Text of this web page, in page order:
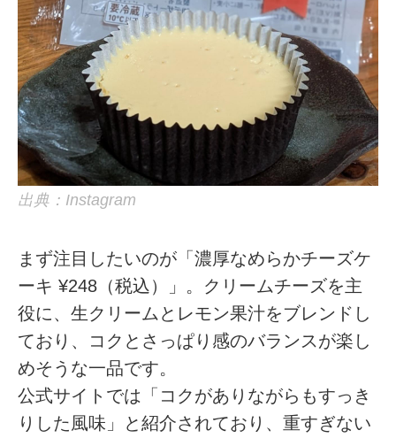
出典：Instagram
まず注目したいのが「濃厚なめらかチーズケ
ーキ ¥248（税込）」。クリームチーズを主
役に、生クリームとレモン果汁をブレンドし
ており、コクとさっぱり感のバランスが楽し
めそうな一品です。
公式サイトでは「コクがありながらもすっき
りした風味」と紹介されており、重すぎない